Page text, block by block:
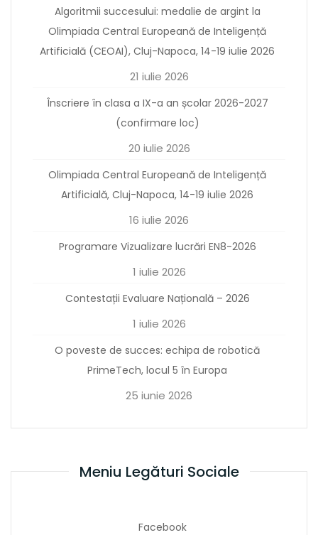
Algoritmii succesului: medalie de argint la
Olimpiada Central Europeană de Inteligență
Artificială (CEOAI), Cluj-Napoca, 14-19 iulie 2026
21 iulie 2026
Înscriere în clasa a IX-a an școlar 2026-2027
(confirmare loc)
20 iulie 2026
Olimpiada Central Europeană de Inteligență
Artificială, Cluj-Napoca, 14-19 iulie 2026
16 iulie 2026
Programare Vizualizare lucrări EN8-2026
1 iulie 2026
Contestații Evaluare Națională – 2026
1 iulie 2026
O poveste de succes: echipa de robotică
PrimeTech, locul 5 în Europa
25 iunie 2026
Meniu Legături Sociale
Facebook